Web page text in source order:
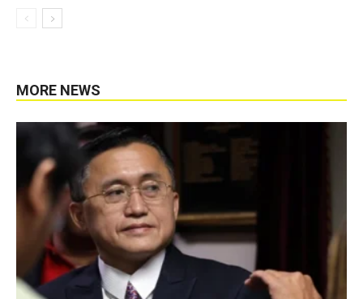
MORE NEWS